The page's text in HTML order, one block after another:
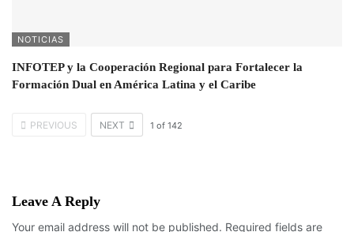
NOTICIAS
INFOTEP y la Cooperación Regional para Fortalecer la
Formación Dual en América Latina y el Caribe
PREVIOUS NEXT 1 of 142
Leave A Reply
Your email address will not be published. Required fields are